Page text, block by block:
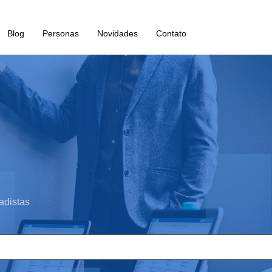
Blog Personas Novidades Contato